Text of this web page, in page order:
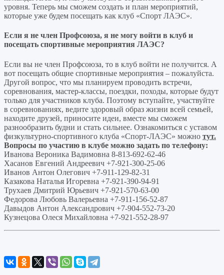
уровня. Теперь мы сможем создать и план мероприятий,
которые уже будем посещать как клуб «Спорт ЛАЭС».
Если я не член Профсоюза, я не могу войти в клуб и
посещать спортивные мероприятия ЛАЭС?
Если вы не член Профсоюза, то в клуб войти не получится. А
вот посещать общие спортивные мероприятия – пожалуйста.
Другой вопрос, что мы планируем проводить встречи,
соревнования, мастер-классы, поездки, походы, которые будут
только для участников клуба. Поэтому вступайте, участвуйте
в соревнованиях, ведите здоровый образ жизни всей семьей,
находите друзей, приносите идеи, вместе мы сможем
разнообразить будни и стать сильнее. Ознакомиться с уставом
физкультурно-спортивного клуба «Спорт-ЛАЭС» можно тут.
Вопросы по участию в клубе можно задать по телефону:
Иванова Вероника Вадимовна 8-813-692-62-46
Хасанов Евгений Андреевич +7-921-300-25-06
Иванов Антон Олегович +7-911-129-82-31
Казакова Наталья Игоревна +7-921-390-94-91
Трухаев Дмитрий Юрьевич +7-921-570-63-00
Федорова Любовь Валерьевна +7-911-156-52-87
Давыдов Антон Александрович +7-904-552-73-20
Кузнецова Олеся Михайловна +7-921-552-28-97